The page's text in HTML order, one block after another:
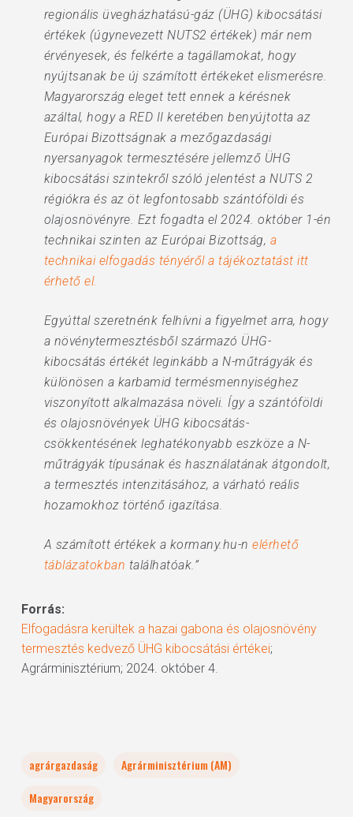
regionális üvegházhatású-gáz (ÜHG) kibocsátási
értékek (úgynevezett NUTS2 értékek) már nem
érvényesek, és felkérte a tagállamokat, hogy
nyújtsanak be új számított értékeket elismerésre.
Magyarország eleget tett ennek a kérésnek
azáltal, hogy a RED II keretében benyújtotta az
Európai Bizottságnak a mezőgazdasági
nyersanyagok termesztésére jellemző ÜHG
kibocsátási szintekről szóló jelentést a NUTS 2
régiókra és az öt legfontosabb szántóföldi és
olajosnövényre. Ezt fogadta el 2024. október 1-én
technikai szinten az Európai Bizottság, a
technikai elfogadás tényéről a tájékoztatást itt
érhető el.
Egyúttal szeretnénk felhívni a figyelmet arra, hogy
a növénytermesztésből származó ÜHG-
kibocsátás értékét leginkább a N-műtrágyák és
különösen a karbamid termésmennyiséghez
viszonyított alkalmazása növeli. Így a szántóföldi
és olajosnövények ÜHG kibocsátás-
csökkentésének leghatékonyabb eszköze a N-
műtrágyák típusának és használatának átgondolt,
a termesztés intenzitásához, a várható reális
hozamokhoz történő igazítása.
A számított értékek a kormany.hu-n elérhető
táblázatokban találhatóak.”
Forrás:
Elfogadásra kerültek a hazai gabona és olajosnövény
termesztés kedvező ÜHG kibocsátási értékei;
Agrárminisztérium; 2024. október 4.
agrárgazdaság
Agrárminisztérium (AM)
Magyarország